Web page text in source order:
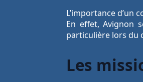
L’importance d’un
En effet, Avignon
particulière lors du
Les